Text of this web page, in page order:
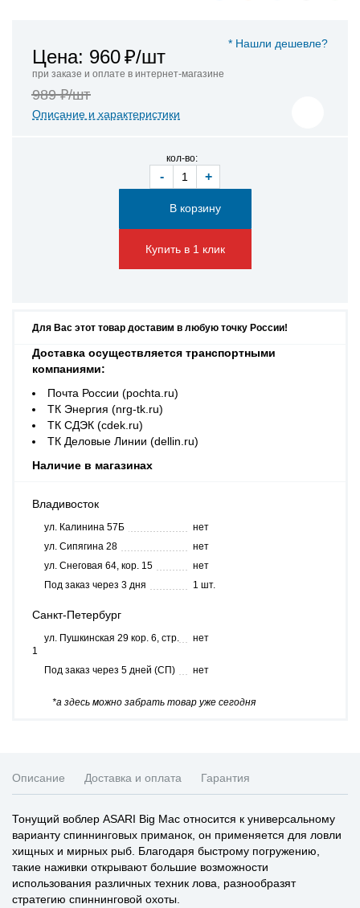
* Нашли дешевле?
Цена: 960₽/шт
при заказе и оплате в интернет-магазине
989 ₽/шт
Описание и характеристики
кол-во:
- +
Купить в 1 клик
Для Вас этот товар доставим в любую точку России!
Доставка осуществляется транспортными
компаниями:
Почта России (pochta.ru)
ТК Энергия (nrg-tk.ru)
ТК СДЭК (cdek.ru)
ТК Деловые Линии (dellin.ru)
Наличие в магазинах
Владивосток
ул. Калинина 57Б
нет
ул. Сипягина 28
нет
ул. Снеговая 64, кор. 15
нет
Под заказ через 3 дня
1 шт.
Санкт-Петербург
ул. Пушкинская 29 кор. 6, стр.
1
нет
Под заказ через 5 дней (СП) нет
*а здесь можно забрать товар уже сегодня
Описание Доставка и оплата Гарантия
Тонущий воблер ASARI Big Mac относится к универсальному
варианту спиннинговых приманок, он применяется для ловли
хищных и мирных рыб. Благодаря быстрому погружению,
такие наживки открывают большие возможности
использования различных техник лова, разнообразят
стратегию спиннинговой охоты.